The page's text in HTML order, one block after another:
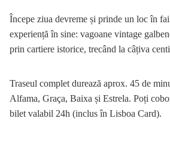
Începe ziua devreme și prinde un loc în
experiență în sine: vagoane vintage
prin cartiere istorice, trecând la câțiva
Traseul complet durează aprox. 45 de
Alfama, Graça, Baixa și Estrela. Poți
bilet valabil 24h (inclus în Lisboa Card).